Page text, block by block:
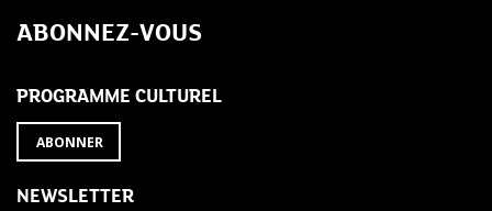
ABONNEZ-VOUS
PROGRAMME CULTUREL
ABONNER
NEWSLETTER